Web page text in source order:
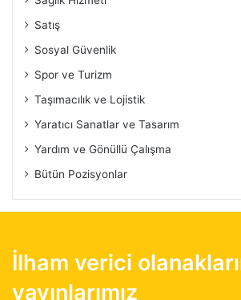
Satış
Sosyal Güvenlik
Spor ve Turizm
Taşımacılık ve Lojistik
Yaratıcı Sanatlar ve Tasarım
Yardım ve Gönüllü Çalışma
Bütün Pozisyonlar
İlham verici
yayınlarımız